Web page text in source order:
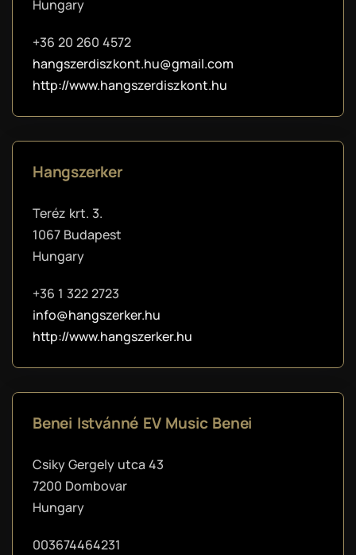
Hungary
+36 20 260 4572
hangszerdiszkont.hu@gmail.com
http://www.hangszerdiszkont.hu
Hangszerker
Teréz krt. 3.
1067 Budapest
Hungary
+36 1 322 2723
info@hangszerker.hu
http://www.hangszerker.hu
Benei Istvánné EV Music Benei
Csiky Gergely utca 43
7200 Dombovar
Hungary
003674464231